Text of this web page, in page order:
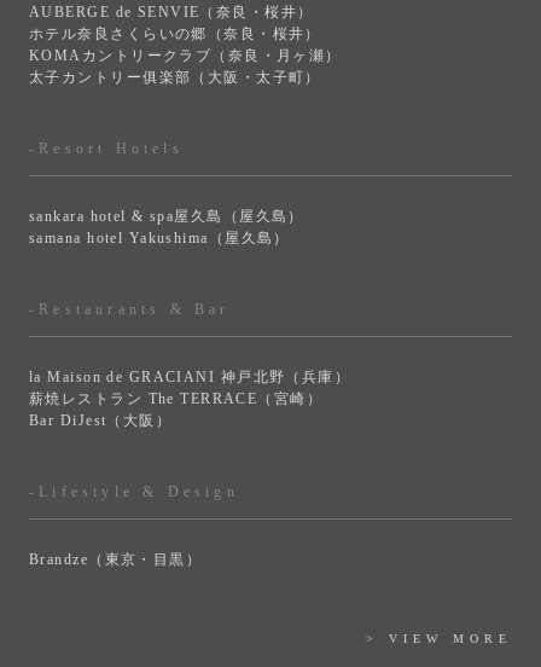
AUBERGE de SENVIE（奈良・桜井）
ホテル奈良さくらいの郷（奈良・桜井）
KOMAカントリークラブ（奈良・月ヶ瀬）
太子カントリー俱楽部（大阪・太子町）
-Resort Hotels
sankara hotel & spa屋久島（屋久島）
samana hotel Yakushima（屋久島）
-Restaurants & Bar
la Maison de GRACIANI 神戸北野（兵庫）
薪焼レストラン The TERRACE（宮崎）
Bar DiJest（大阪）
-Lifestyle & Design
Brandze（東京・目黒）
> VIEW MORE